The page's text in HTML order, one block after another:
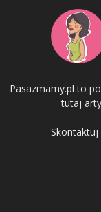
Pasazmamy.pl to
tutaj
Skontaktuj